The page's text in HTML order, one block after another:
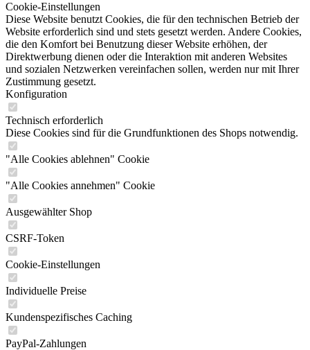
Cookie-Einstellungen
Diese Website benutzt Cookies, die für den technischen Betrieb der
Website erforderlich sind und stets gesetzt werden. Andere Cookies,
die den Komfort bei Benutzung dieser Website erhöhen, der
Direktwerbung dienen oder die Interaktion mit anderen Websites
und sozialen Netzwerken vereinfachen sollen, werden nur mit Ihrer
Zustimmung gesetzt.
Konfiguration
Technisch erforderlich
Diese Cookies sind für die Grundfunktionen des Shops notwendig.
"Alle Cookies ablehnen" Cookie
"Alle Cookies annehmen" Cookie
Ausgewählter Shop
CSRF-Token
Cookie-Einstellungen
Individuelle Preise
Kundenspezifisches Caching
PayPal-Zahlungen